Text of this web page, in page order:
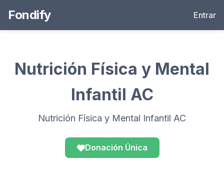
Fondify Entrar
Nutrición Física y Mental
Infantil AC
Nutrición Física y Mental Infantil AC
Donación Única